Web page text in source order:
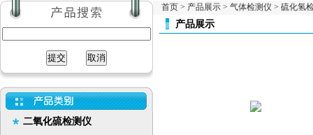
二氧化硫检测仪
首页 > 产品展示 > 气体检测仪 > 硫化氢
产品展示